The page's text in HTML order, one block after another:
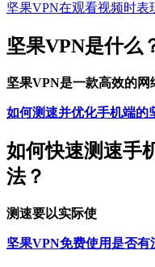
坚果VPN在观看视频时表
坚果VPN是什么
坚果VPN是一款高效的网
如何测速并优化手机端的
如何快速测速手
法？
测速要以实际使
坚果VPN免费使用是否有